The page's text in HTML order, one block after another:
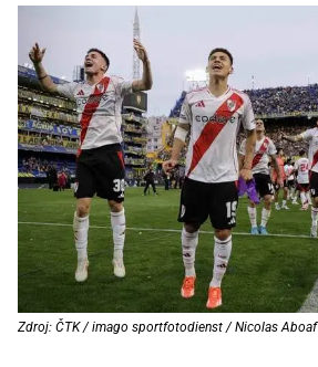
Zdroj: ČTK / imago sportfotodienst / Nicolas Aboaf